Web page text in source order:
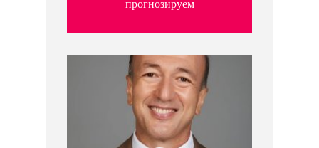
прогнозируем